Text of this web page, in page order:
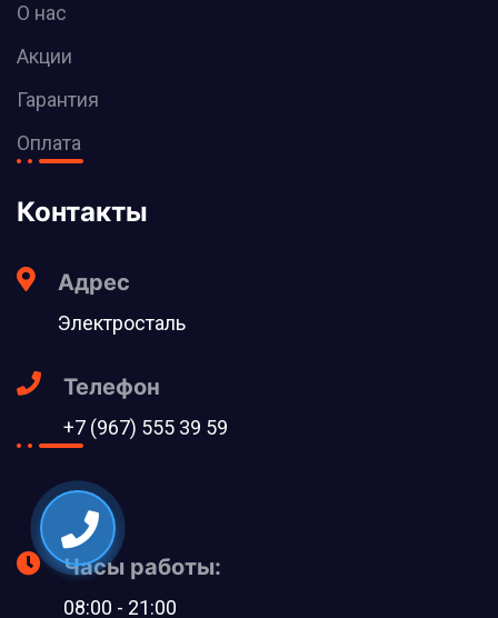
О нас
Акции
Гарантия
Оплата
Контакты
Адрес
Электросталь
Телефон
+7 (967) 555 39 59
Часы работы:
08:00 - 21:00